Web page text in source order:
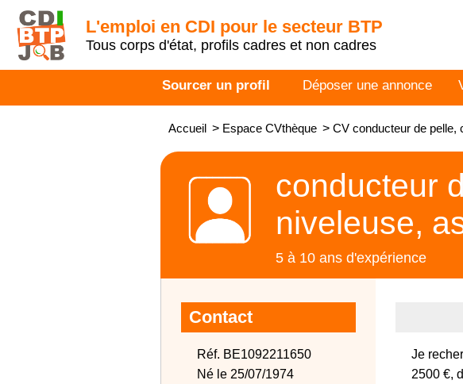
L'emploi en CDI pour le secteur BTP
Tous corps d'état, profils cadres et non cadres
Sourcer un profil Déposer une annonce
Accueil > Espace CVthèque > CV conducteur de pelle,
conducteur
niveleuse,
5 à 10 ans d'expérience
Contact
Réf. BE1092211650
Né le 25/07/1974
Je
2500 €,